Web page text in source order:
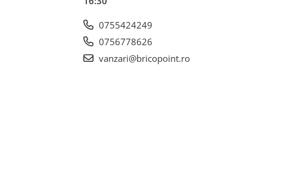
0755424249
0756778626
vanzari@bricopoint.ro